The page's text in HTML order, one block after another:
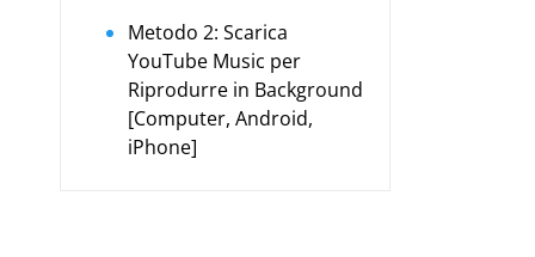
Metodo 2: Scarica
YouTube Music per
Riprodurre in Background
[Computer, Android,
iPhone]